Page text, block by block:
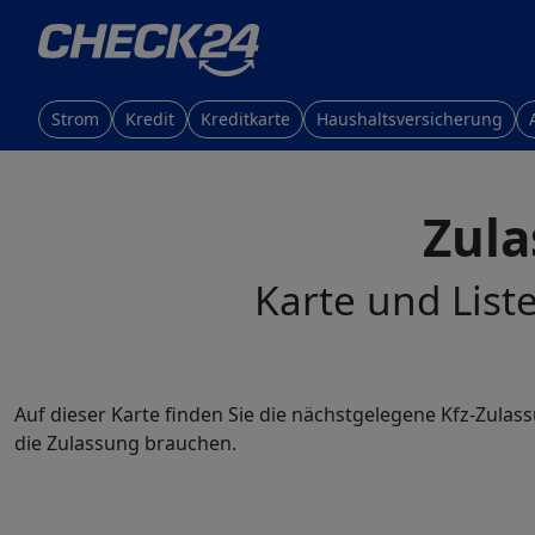
Strom Kredit Kreditkarte Haushaltsversicherung
Karte und
Auf dieser Karte finden Sie die nächstgelegene Kfz-
die Zulassung brauchen.